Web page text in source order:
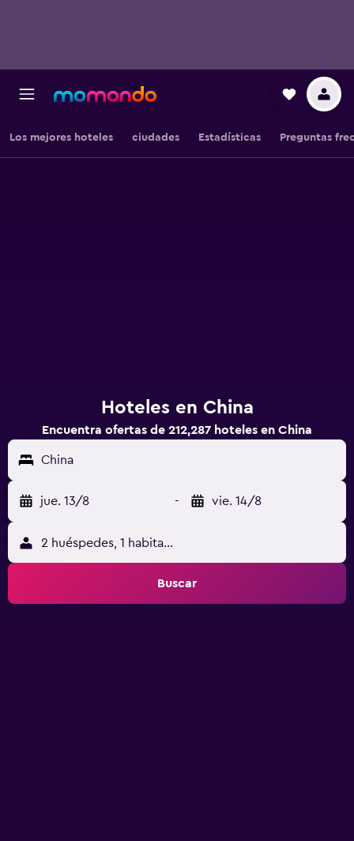
Los mejores hoteles ciudades Estadísticas Preguntas
Hoteles en China
Encuentra ofertas de 212,287 hoteles en China
China
jue. 13/8 - vie. 14/8
2 huéspedes, 1 habitación
Buscar